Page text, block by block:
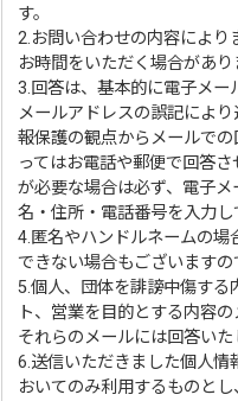
す。
2.お問い合わせの内容により
お時間をいただく場合があり
3.回答は、基本的に電子メ
メールアドレスの誤記によ
報保護の観点からメールで
ってはお電話や郵便で回答
が必要な場合は必ず、電子
名・住所・電話番号を入力し
4.匿名やハンドルネームの
できない場合もございますの
5.個人、団体を誹謗中傷する
ト、営業を目的とする内容
それらのメールには回答いた
6.送信いただきました個人
おいてのみ利用するものと